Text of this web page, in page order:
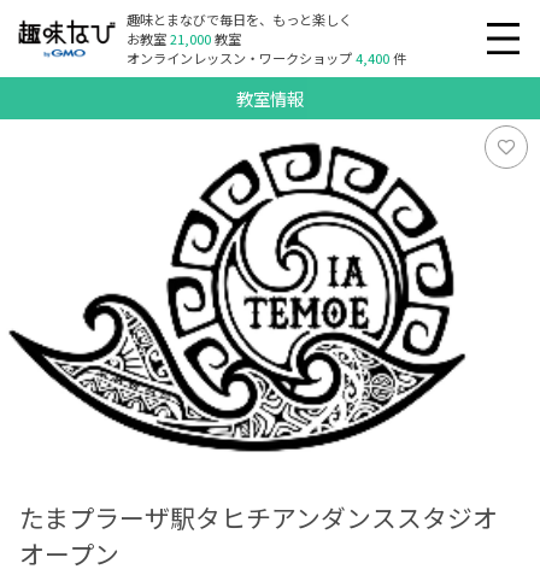
趣味とまなびで毎日を、もっと楽しく
お教室21,000教室
オンラインレッスン・ワークショップ4,400件
教室情報
たまプラーザ駅タヒチアンダンススタジオ
オープン